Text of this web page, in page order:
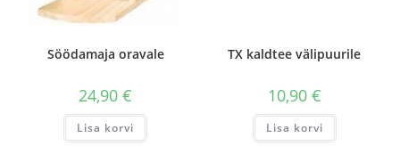
Söödamaja oravale
24,90€
Lisa korvi
TX kaldtee välipuurile
10,90 €
Lisa korvi